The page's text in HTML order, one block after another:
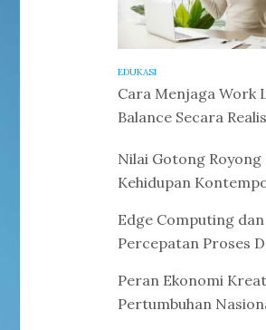
EDUKASI
Cara Menjaga Work
Balance Secara
Nilai Gotong Royong
Kehidupan
Edge Computing dan
Percepatan Proses
Peran Ekonomi
Pertumbuhan